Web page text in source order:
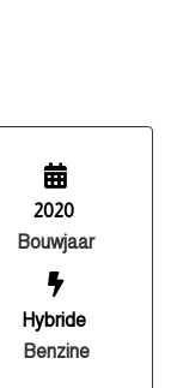
2020
Bouwjaar
Hybride
Benzine